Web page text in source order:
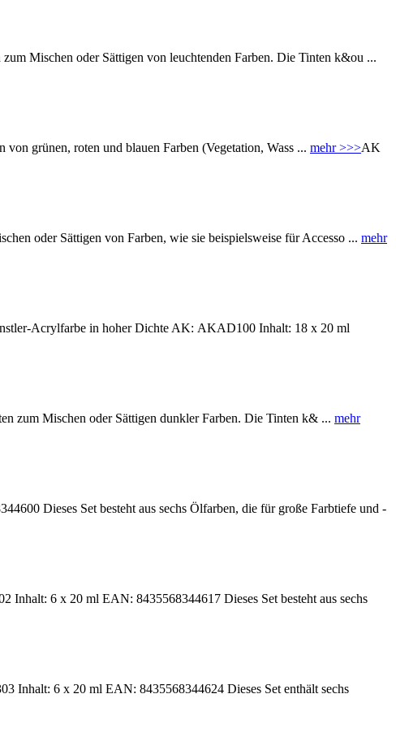
Mischen oder Sättigen von leuchtenden Farben. Die Tinten k&ou ...
grünen, roten und blauen Farben (Vegetation, Wass ... mehr >>>AK
oder Sättigen von Farben, wie sie beispielsweise für Accesso ... mehr
Acrylfarbe in hoher Dichte AK: AKAD100 Inhalt: 18 x 20 ml
Mischen oder Sättigen dunkler Farben. Die Tinten k& ... mehr
Dieses Set besteht aus sechs Ölfarben, die für große Farbtiefe und -
6 x 20 ml EAN: 8435568344617 Dieses Set besteht aus sechs
6 x 20 ml EAN: 8435568344624 Dieses Set enthält sechs